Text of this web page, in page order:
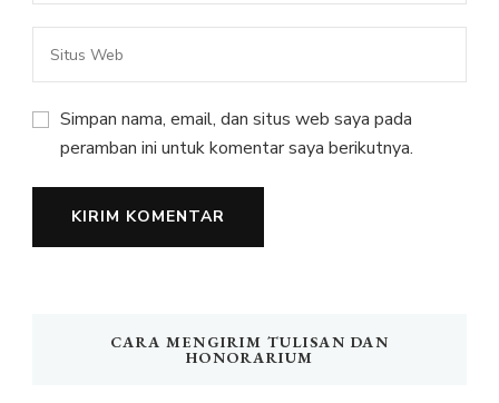
Simpan nama, email, dan situs web saya pada
peramban ini untuk komentar saya berikutnya.
CARA MENGIRIM TULISAN DAN
HONORARIUM